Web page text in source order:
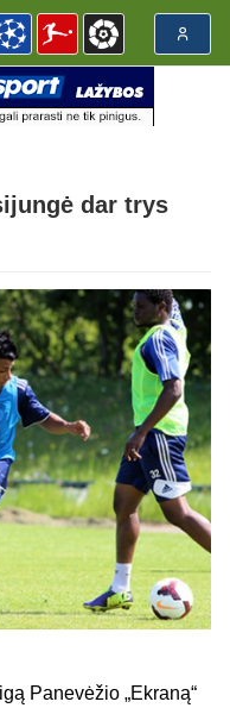
dar trys
Panevėžio „Ekraną“